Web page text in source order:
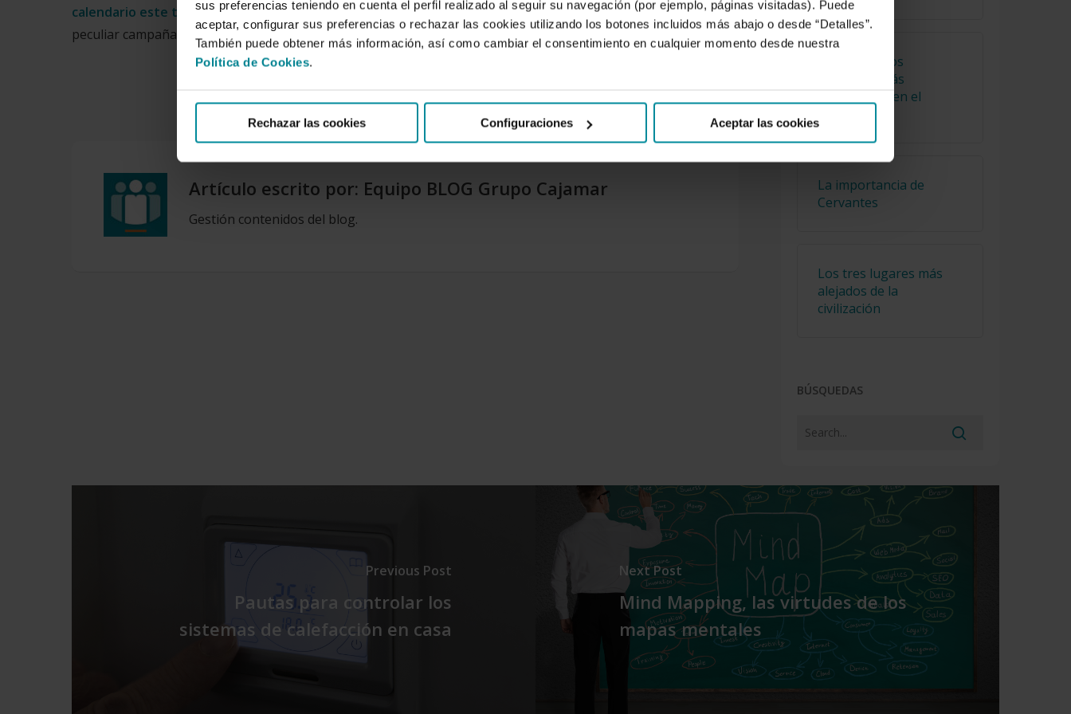
sus preferencias teniendo en cuenta el perfil realizado al seguir su navegación (por ejemplo, páginas visitadas). Puede
aceptar, configurar sus preferencias o rechazar las cookies utilizando los botones incluidos más abajo o desde “Detalles”.
También puede obtener más información, así como cambiar el consentimiento en cualquier momento desde nuestra
Política de Cookies.
Rechazar las cookies Configuraciones Aceptar las cookies
calendario este tercer lunes de enerocomo el más triste de añoal perderse entre los flecos el origen de esta
peculiar campaña publicitaria.
Artículo escrito por: Equipo BLOG Grupo Cajamar
Gestión contenidos del blog.
Cuáles son los
alimentos más
consumidos en el
La importancia de
Cervantes
Los tres lugares más
alejados de la
civilización
BÚSQUEDAS
Previous Post
Pautas para controlar los
sistemas de calefacción en casa
Next Post
Mind Mapping, las virtudes de los
mapas mentales